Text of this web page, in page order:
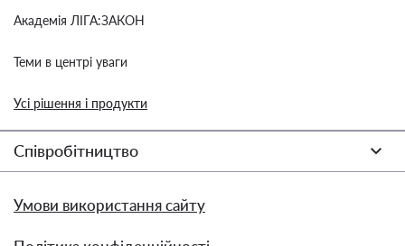
Академія ЛІГА:ЗАКОН
Теми в центрі уваги
Усі рішення і продукти
Співробітництво
Умови використання сайту